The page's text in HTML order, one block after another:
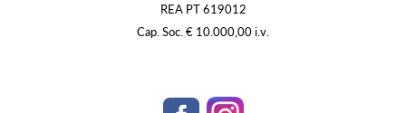
REA PT 619012
Cap. Soc. € 10.000,00 i.v.